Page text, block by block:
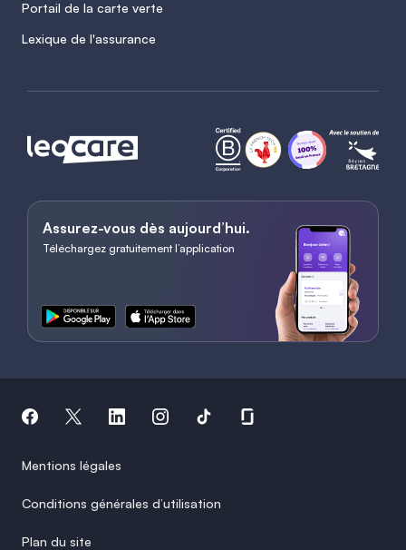
Portail de la carte verte
Lexique de l'assurance
Assurez-vous dès aujourd’hui.
Téléchargez gratuitement l’application
Mentions légales
Conditions générales d’utilisation
Plan du site